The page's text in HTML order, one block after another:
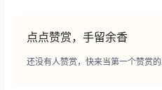
点点赞赏，手留余香
还没有人赞赏，快来当第一个赞赏的